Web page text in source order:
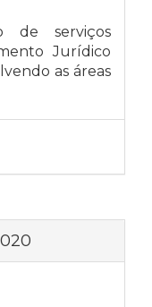
de serviços
Jurídico
as áreas